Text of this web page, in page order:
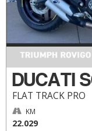
DUCATI
FLAT TRACK PRO
KM
22.029